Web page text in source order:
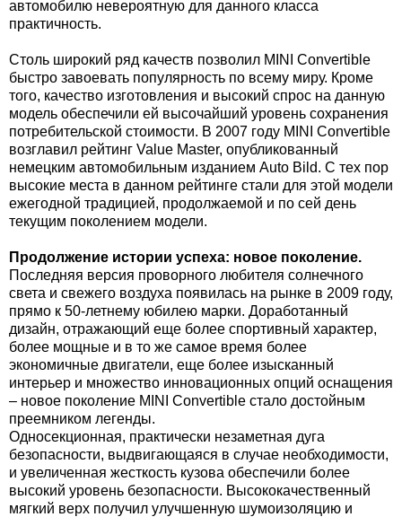
автомобилю невероятную для данного класса
практичность.
Столь широкий ряд качеств позволил MINI Convertible
быстро завоевать популярность по всему миру. Кроме
того, качество изготовления и высокий спрос на данную
модель обеспечили ей высочайший уровень сохранения
потребительской стоимости. В 2007 году MINI Convertible
возглавил рейтинг Value Master, опубликованный
немецким автомобильным изданием Auto Bild. С тех пор
высокие места в данном рейтинге стали для этой модели
ежегодной традицией, продолжаемой и по сей день
текущим поколением модели.
Продолжение истории успеха: новое поколение.
Последняя версия проворного любителя солнечного
света и свежего воздуха появилась на рынке в 2009 году,
прямо к 50-летнему юбилею марки. Доработанный
дизайн, отражающий еще более спортивный характер,
более мощные и в то же самое время более
экономичные двигатели, еще более изысканный
интерьер и множество инновационных опций оснащения
– новое поколение MINI Convertible стало достойным
преемником легенды.
Односекционная, практически незаметная дуга
безопасности, выдвигающаяся в случае необходимости,
и увеличенная жесткость кузова обеспечили более
высокий уровень безопасности. Высококачественный
мягкий верх получил улучшенную шумоизоляцию и